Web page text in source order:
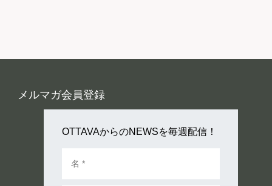
メルマガ会員登録
OTTAVAからのNEWSを毎週配信！